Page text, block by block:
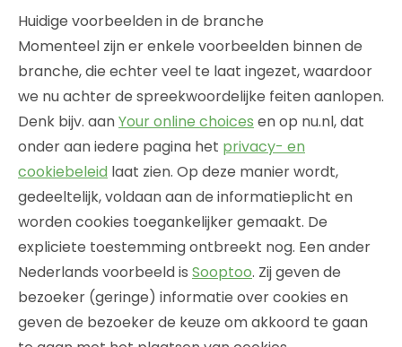
Huidige voorbeelden in de branche
Momenteel zijn er enkele voorbeelden binnen de
branche, die echter veel te laat ingezet, waardoor
we nu achter de spreekwoordelijke feiten aanlopen.
Denk bijv. aanYour online choices en op nu.nl, dat
onder aan iedere pagina het privacy- en
cookiebeleid laat zien. Op deze manier wordt,
gedeeltelijk, voldaan aan de informatieplicht en
worden cookies toegankelijker gemaakt. De
expliciete toestemming ontbreekt nog. Een ander
Nederlands voorbeeld is Sooptoo. Zij geven de
bezoeker (geringe) informatie over cookies en
geven de bezoeker de keuze om akkoord te gaan